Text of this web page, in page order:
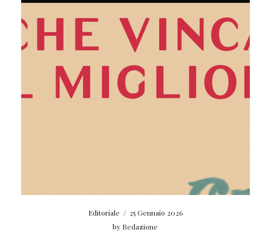
Editoriale / 25 Gennaio 2026
by Redazione